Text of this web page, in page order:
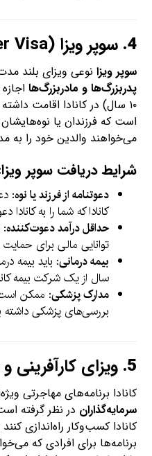
4. سوپر ویزا (Super Visa)
سوپر ویزا نوعی ویزای بلند
پدربزرگ‌ها و مادربزرگ‌ها
۱۰ سال) در کانادا اقامت
است که فرزندان یا
می‌خواهند والدین خود را به
شرایط دریافت سوپر
دعوتنامه از فرزند یا نوه:
کانادا که شما را به
حداقل درآمد دعوت‌کننده:
توانایی مالی برای حمایت
بیمه درمانی: باید بیمه
سال از یک شرکت بیمه
مدارک پزشکی: ممکن است
بررسی‌های پزشکی داشته
5. ویزای کارآفرینی
کانادا برنامه‌های مهاجرتی
سرمایه‌گذاران در نظر گرفته
کانادا کسب‌وکار راه‌اندازی
برنامه‌ها برای افرادی که